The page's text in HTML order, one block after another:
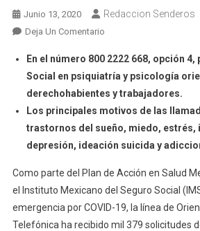
Junio 13, 2020 Redaccion Senderos
Deja Un ComentarioEn
La
Emergencia
Sanitaria
COVID-
19,
El
Ha
Atendido
Mil
379
En el número 800 2222 668, opción
Social en psiquiatría y psicología
derechohabientes y trabajadores.
Los principales motivos de las
trastornos del sueño, miedo,
depresión, ideación suicida y
Como parte del Plan de Acción en Salud
el Instituto Mexicano del Seguro Social
emergencia por COVID-19, la línea de
Telefónica ha recibido mil 379 solicitudes